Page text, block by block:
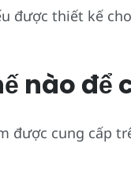
được thiết kế
nào để
được cung cấp